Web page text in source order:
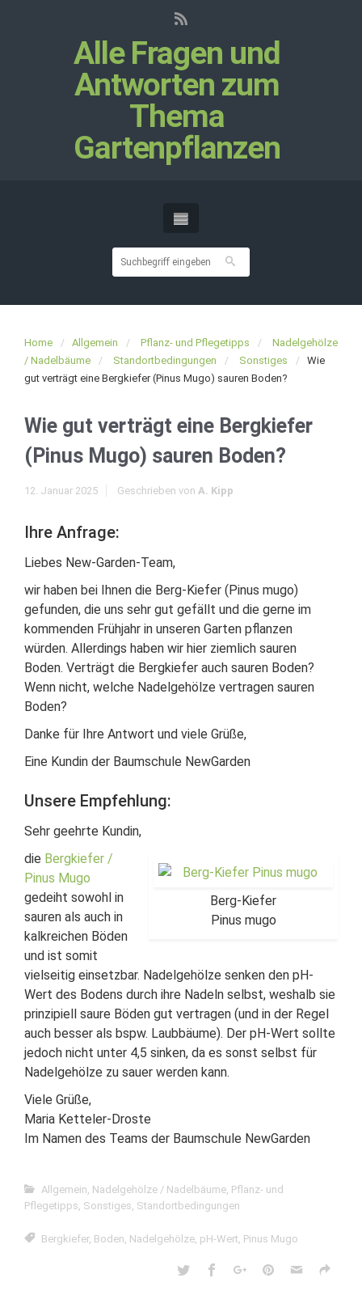
Alle Fragen und
Antworten zum
Thema
Gartenpflanzen
Home Allgemein Pflanz- und Pflegetipps
Nadelgehölze
/ Nadelbäume
Standortbedingungen Sonstiges
Wie
gut verträgt eine Bergkiefer (Pinus Mugo) sauren Boden?
Wie gut verträgt eine Bergkiefer
(Pinus Mugo) sauren Boden?
12. Januar 2025 Geschrieben von A. Kipp
Ihre Anfrage:
Liebes New-Garden-Team,
wir haben bei Ihnen die Berg-Kiefer (Pinus mugo)
gefunden, die uns sehr gut gefällt und die gerne im
kommenden Frühjahr in unseren Garten pflanzen
würden. Allerdings haben wir hier ziemlich sauren
Boden. Verträgt die Bergkiefer auch sauren Boden?
Wenn nicht, welche Nadelgehölze vertragen sauren
Boden?
Danke für Ihre Antwort und viele Grüße,
Eine Kundin der Baumschule NewGarden
Unsere Empfehlung:
Sehr geehrte Kundin,
Berg-Kiefer
Pinus mugo
die Bergkiefer /
Pinus Mugo
gedeiht sowohl in
sauren als auch in
kalkreichen Böden
und ist somit
vielseitig einsetzbar. Nadelgehölze senken den pH-
Wert des Bodens durch ihre Nadeln selbst, weshalb sie
prinzipiell saure Böden gut vertragen (und in der Regel
auch besser als bspw. Laubbäume). Der pH-Wert sollte
jedoch nicht unter 4,5 sinken, da es sonst selbst für
Nadelgehölze zu sauer werden kann.
Viele Grüße,
Maria Ketteler-Droste
Im Namen des Teams der Baumschule NewGarden
Allgemein, Nadelgehölze / Nadelbäume, Pflanz- und
Pflegetipps, Sonstiges, Standortbedingungen
Bergkiefer, Boden, Nadelgehölze, pH-Wert, Pinus Mugo